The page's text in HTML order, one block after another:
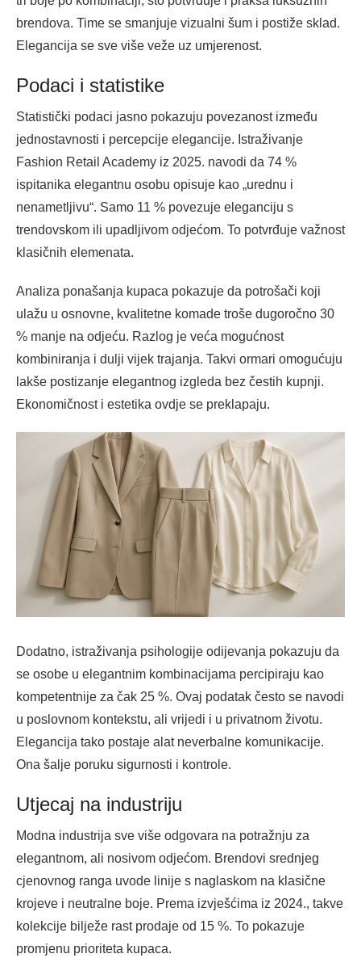
brendova. Time se smanjuje vizualni šum i postiže sklad.
Elegancija se sve više veže uz umjerenost.
Podaci i statistike
Statistički podaci jasno pokazuju povezanost između
jednostavnosti i percepcije elegancije. Istraživanje
Fashion Retail Academy iz 2025. navodi da 74 %
ispitanika elegantnu osobu opisuje kao „urednu i
nenametljivu“. Samo 11 % povezuje eleganciju s
trendovskom ili upadljivom odjećom. To potvrđuje važnost
klasičnih elemenata.
Analiza ponašanja kupaca pokazuje da potrošači koji
ulažu u osnovne, kvalitetne komade troše dugoročno 30
% manje na odjeću. Razlog je veća mogućnost
kombiniranja i dulji vijek trajanja. Takvi ormari omogućuju
lakše postizanje elegantnog izgleda bez čestih kupnji.
Ekonomičnost i estetika ovdje se preklapaju.
Dodatno, istraživanja psihologije odijevanja pokazuju da
se osobe u elegantnim kombinacijama percipiraju kao
kompetentnije za čak 25 %. Ovaj podatak često se navodi
u poslovnom kontekstu, ali vrijedi i u privatnom životu.
Elegancija tako postaje alat neverbalne komunikacije.
Ona šalje poruku sigurnosti i kontrole.
Utjecaj na industriju
Modna industrija sve više odgovara na potražnju za
elegantnom, ali nosivom odjećom. Brendovi srednjeg
cjenovnog ranga uvode linije s naglaskom na klasične
krojeve i neutralne boje. Prema izvješćima iz 2024., takve
kolekcije bilježe rast prodaje od 15 %. To pokazuje
promjenu prioriteta kupaca.